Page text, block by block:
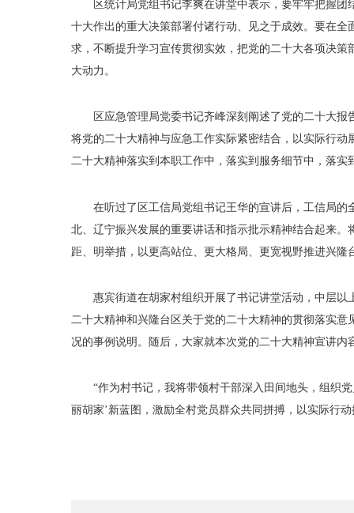
区统计局党组书记李爽在讲堂中表示，要牢牢把握
十大作出的重大决策部署付诸行动、见之于成效。要在
求，不断提升学习宣传贯彻实效，把党的二十大各项决
大动力。
区应急管理局党委书记齐峰深刻阐述了党的二十大
将党的二十大精神与应急工作实际紧密结合，以实际行
二十大精神落实到本职工作中，落实到服务细节中，落
在听过了区工信局党组书记王华的宣讲后，工信局
北、辽宁振兴发展的重要讲话和指示批示精神结合起来
距、明举措，以更高站位、更大格局、更宽视野推进兴
惠宾街道在胡家村组织开展了书记讲堂活动，中层
二十大精神和兴隆台区关于党的二十大精神的贯彻落实
况的事例说明。随后，大家就本次党的二十大精神宣讲
“作为村书记，我将带领村干部深入田间地头，组织
丽胡家’新蓝图，激励全村党员群众共同拼搏，以实际行